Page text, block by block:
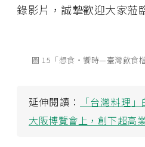
錄影片，誠摯歡迎大家蒞
圖 15「想食‧饗時—臺灣飲食
延伸閱讀：
「台灣料理
大阪博覽會上，創下超高